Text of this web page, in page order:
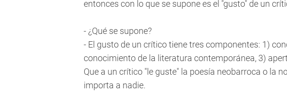
entonces con lo que se supone es el "gusto" de un
- ¿Qué se supone?
- El gusto de un crítico tiene tres componentes: 1)
conocimiento de la literatura contemporánea, 3)
Que a un crítico "le guste" la poesía neobarroca o la
importa a nadie.